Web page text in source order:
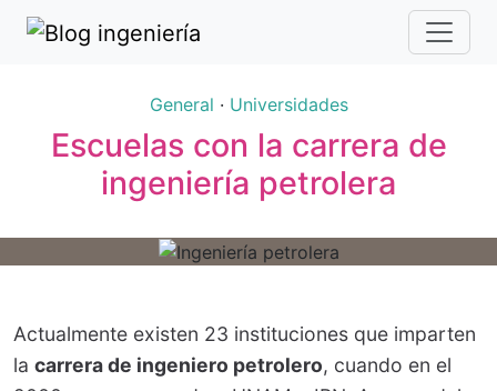
General · Universidades
Escuelas con la carrera de
ingeniería petrolera
Actualmente existen 23 instituciones que imparten
la carrera de ingeniero petrolero, cuando en el